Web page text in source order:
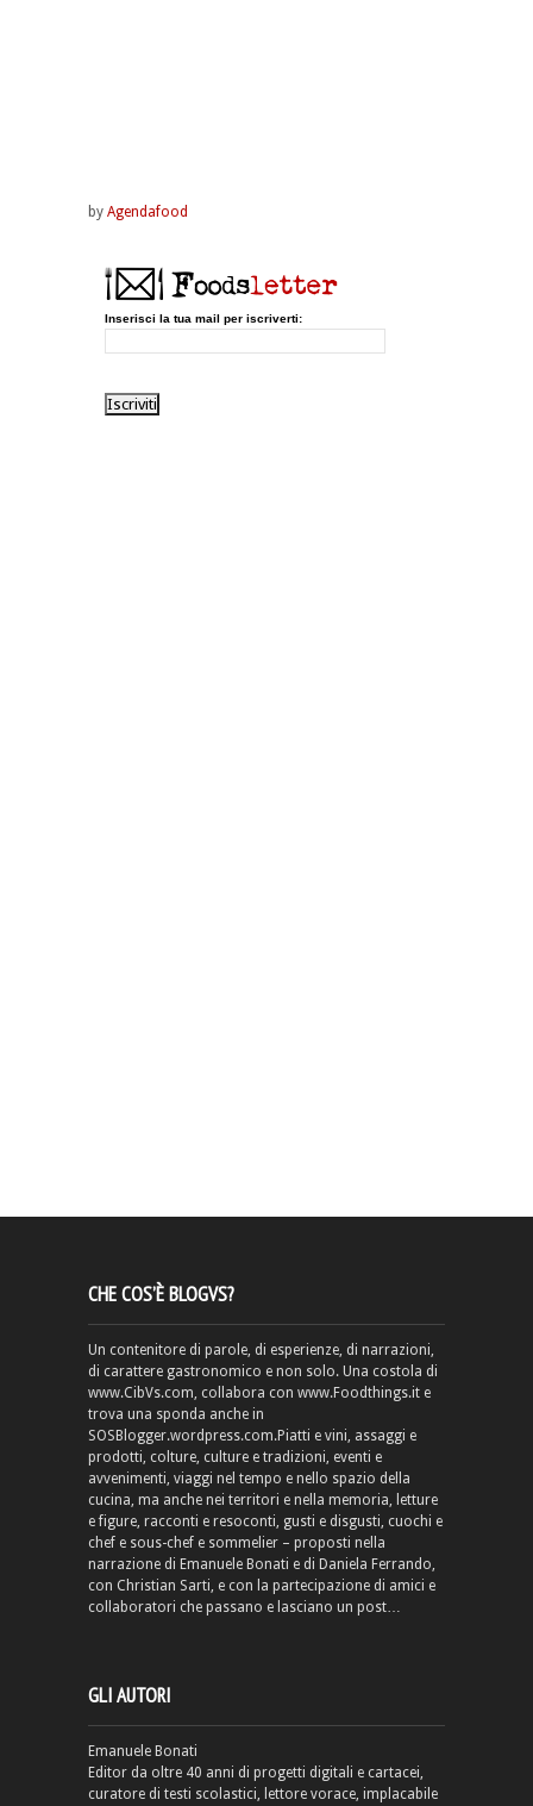
by Agendafood
Inserisci la tua mail per iscriverti:
CHE COS’È BLOGVS?
Un contenitore di parole, di esperienze, di narrazioni,
di carattere gastronomico e non solo. Una costola di
www.CibVs.com, collabora con www.Foodthings.it e
trova una sponda anche in
SOSBlogger.wordpress.com.Piatti e vini, assaggi e
prodotti, colture, culture e tradizioni, eventi e
avvenimenti, viaggi nel tempo e nello spazio della
cucina, ma anche nei territori e nella memoria, letture
e figure, racconti e resoconti, gusti e disgusti, cuochi e
chef e sous-chef e sommelier – proposti nella
narrazione di Emanuele Bonati e di Daniela Ferrando,
con Christian Sarti, e con la partecipazione di amici e
collaboratori che passano e lasciano un post…
GLI AUTORI
Emanuele Bonati
Editor da oltre 40 anni di progetti digitali e cartacei,
curatore di testi scolastici, lettore vorace, implacabile